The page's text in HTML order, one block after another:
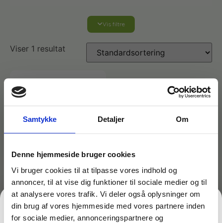
Samtykke Detaljer Om
Denne hjemmeside bruger cookies
Vi bruger cookies til at tilpasse vores indhold og
annoncer, til at vise dig funktioner til sociale medier og til
at analysere vores trafik. Vi deler også oplysninger om
din brug af vores hjemmeside med vores partnere inden
for sociale medier, annonceringspartnere og
Affaldsposer og sække
Affaldsspande
Affaldsstativer
Gribetænger
Desinfektion af overflader
Desinfektionsmidler
Ecolab produkter
Desinfektion og rengøring
Ecolab Badeværelse
Ecolab Gulvrengøring
Handsker og værnemidler
Engangshandsker
Personlig hygiejne og pleje
Håndsæbe
Håndsprit
Rekvisitter til rengøring
Afstøver
Rengøring
Vis filtre
Viser 1 resultat
Varenr: TC16182
Stærk 5 liter Graffiti-
Fjerner (stærk)